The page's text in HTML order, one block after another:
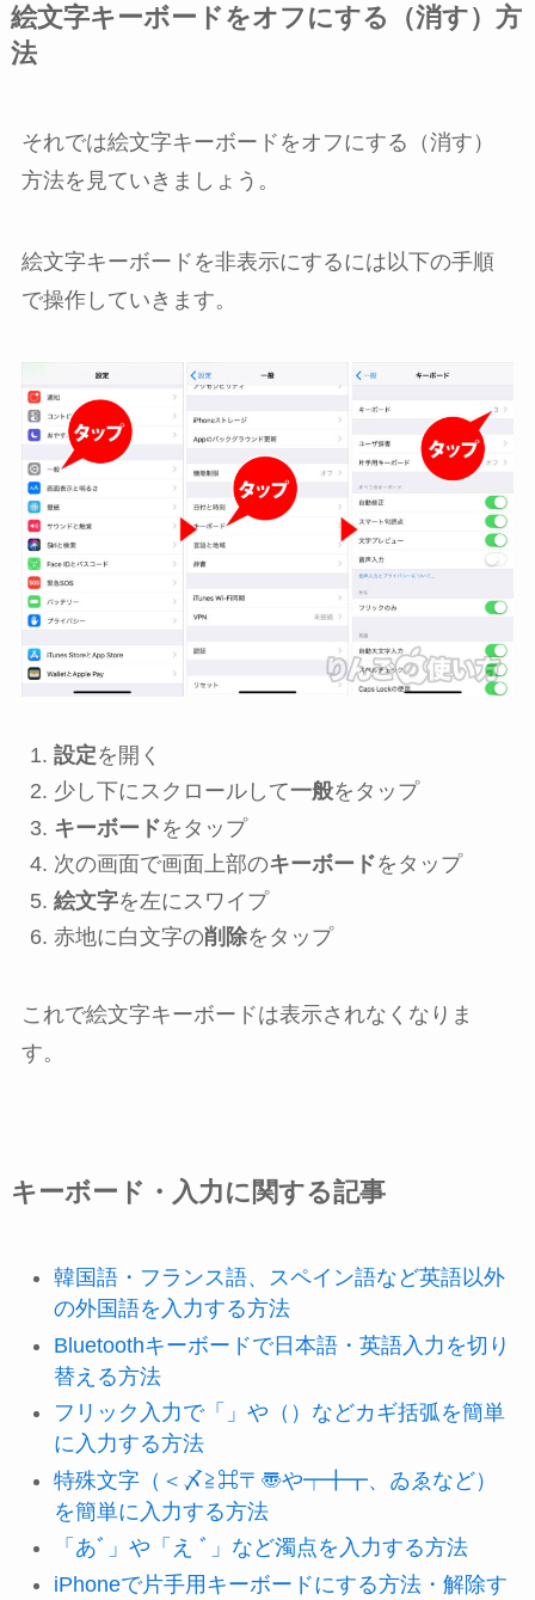
絵文字キーボードをオフにする（消す）方
法
それでは絵文字キーボードをオフにする（消す）
方法を見ていきましょう。
絵文字キーボードを非表示にするには以下の手順
で操作していきます。
設定を開く
少し下にスクロールして一般をタップ
キーボードをタップ
次の画面で画面上部のキーボードをタップ
絵文字を左にスワイプ
赤地に白文字の削除をタップ
これで絵文字キーボードは表示されなくなりま
す。
キーボード・入力に関する記事
韓国語・フランス語、スペイン語など英語以外
の外国語を入力する方法
Bluetoothキーボードで日本語・英語入力を切り
替える方法
フリック入力で「」や（）などカギ括弧を簡単
に入力する方法
特殊文字（＜〆≧⌘〒〠や┯╋┳、ゐゑなど）
を簡単に入力する方法
「あﾞ」や「え ﾞ」など濁点を入力する方法
iPhoneで片手用キーボードにする方法・解除す